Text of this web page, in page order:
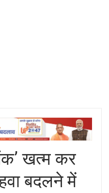
खत्म कर
बदलने में